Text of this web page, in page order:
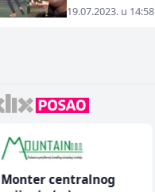
19.07.2023. u 14:58
Monter centralnog